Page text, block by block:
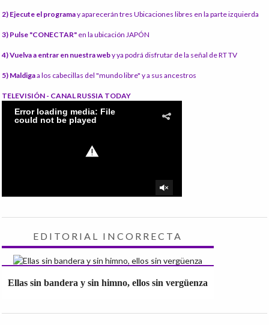
2) Ejecute el programay aparecerán tres Ubicaciones libres en la parte izquierda
3) Pulse "CONECTAR" en la ubicación JAPÓN
4) Vuelva a entrar en nuestra weby ya podrá disfrutar de la señal de RT TV
5) Maldigaa los cabecillas del "mundo libre" y a sus ancestros
TELEVISIÓN - CANAL RUSSIA TODAY
EDITORIAL INCORRECTA
Ellas sin bandera y sin himno, ellos sin vergüenza